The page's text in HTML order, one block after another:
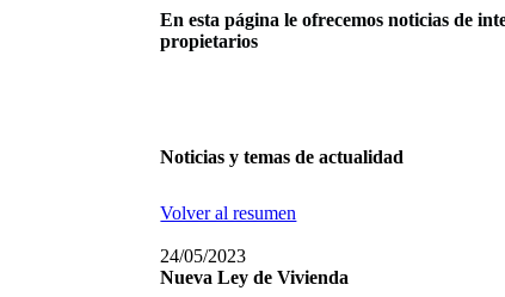
En esta página le ofrecemos noticias de
propietarios
Noticias y temas de actualidad
Volver al resumen
24/05/2023
Nueva Ley de Vivienda